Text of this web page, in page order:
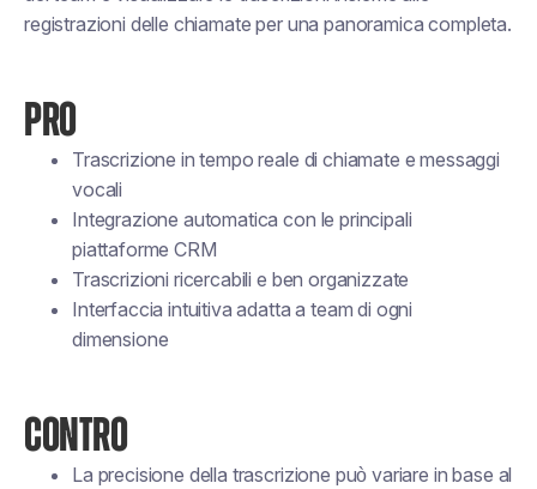
registrazioni delle chiamate per una panoramica completa.
PRO
Trascrizione in tempo reale di chiamate e messaggi
vocali
Integrazione automatica con le principali
piattaforme CRM
Trascrizioni ricercabili e ben organizzate
Interfaccia intuitiva adatta a team di ogni
dimensione
CONTRO
La precisione della trascrizione può variare in base al